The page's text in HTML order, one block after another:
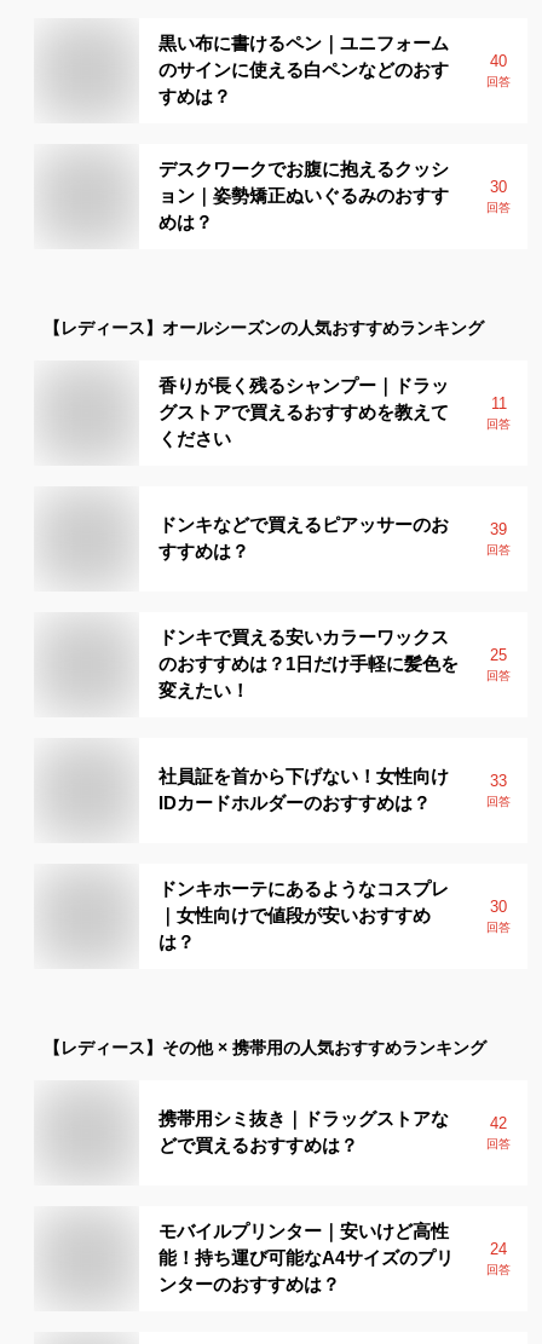
黒い布に書けるペン｜ユニフォーム
のサインに使える白ペンなどのおす
すめは？
40
回答
デスクワークでお腹に抱えるクッシ
ョン｜姿勢矯正ぬいぐるみのおすす
めは？
30
回答
【レディース】 オールシーズンの人気おすすめランキング
香りが長く残るシャンプー｜ドラッ
グストアで買えるおすすめを教えて
ください
11
回答
ドンキなどで買えるピアッサーのお
すすめは？
39
回答
ドンキで買える安いカラーワックス
のおすすめは？1日だけ手軽に髪色を
変えたい！
25
回答
社員証を首から下げない！女性向け
IDカードホルダーのおすすめは？
33
回答
ドンキホーテにあるようなコスプレ
｜女性向けで値段が安いおすすめ
は？
30
回答
【レディース】 その他 × 携帯用の人気おすすめランキング
携帯用シミ抜き｜ドラッグストアな
どで買えるおすすめは？
42
回答
モバイルプリンター｜安いけど高性
能！持ち運び可能なA4サイズのプリ
ンターのおすすめは？
24
回答